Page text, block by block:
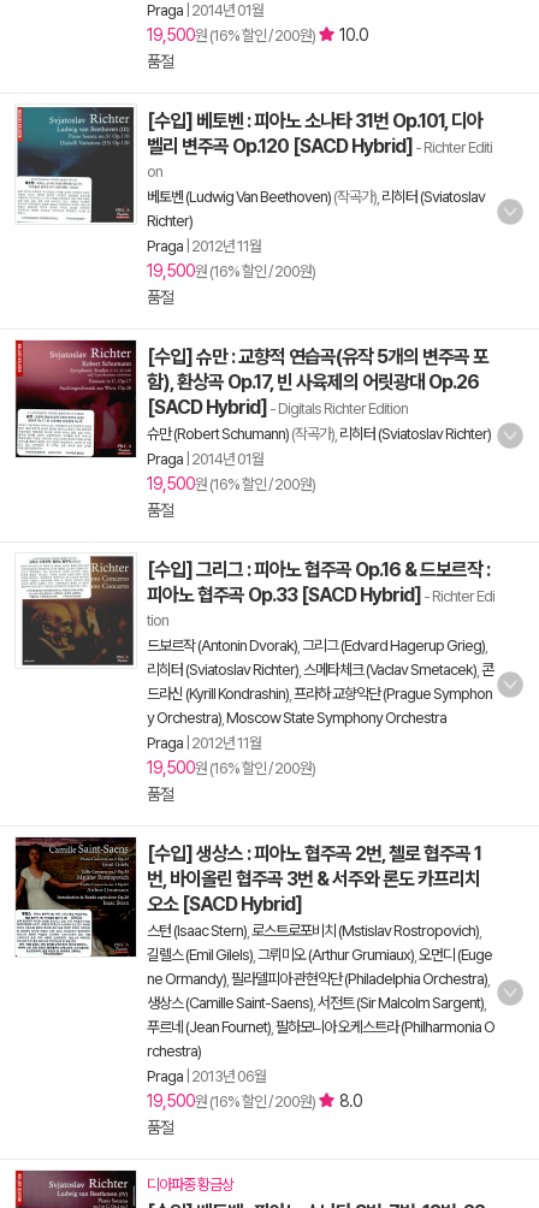
Praga 2014년 01월
19,500원 (16% 할인 / 200원)
10.0
품절
[수입] 베토벤 : 피아노 소나타 31번 Op.101, 디아
벨리 변주곡 Op.120 [SACD Hybrid] - Richter Editi
on
베토벤 (Ludwig Van Beethoven) (작곡가), 리히터 (Sviatoslav
Richter)
Praga 2012년 11월
19,500원 (16% 할인 / 200원)
품절
[수입] 슈만 : 교향적 연습곡(유작 5개의 변주곡 포
함), 환상곡 Op.17, 빈 사육제의 어릿광대 Op.26
[SACD Hybrid] - Digitals Richter Edition
슈만 (Robert Schumann) (작곡가), 리히터 (Sviatoslav Richter)
Praga 2014년 01월
19,500원 (16% 할인 / 200원)
품절
[수입] 그리그 : 피아노 협주곡 Op.16 & 드보르작 :
피아노 협주곡 Op.33 [SACD Hybrid] - Richter Edi
tion
드보르작 (Antonin Dvorak) 그리그 (Edvard Hagerup Grieg)
리히터 (Sviatoslav Richter) 스메타체크 (Vaclav Smetacek) 콘
드라신 (Kyrill Kondrashin) 프라하 교향악단 (Prague Symphon
y Orchestra) Moscow State Symphony Orchestra
Praga 2012년 11월
19,500원 (16% 할인 / 200원)
품절
[수입] 생상스 : 피아노 협주곡 2번, 첼로 협주곡 1
번, 바이올린 협주곡 3번 & 서주와 론도 카프리치
오소 [SACD Hybrid]
스턴 (Isaac Stern) 로스트로포비치 (Mstislav Rostropovich)
길렐스 (Emil Gilels) 그뤼미오 (Arthur Grumiaux) 오먼디 (Euge
ne Ormandy) 필라델피아 관현악단 (Philadelphia Orchestra)
생상스 (Camille Saint-Saens) 서전트 (Sir Malcolm Sargent)
푸르네 (Jean Fournet) 필하모니아 오케스트라 (Philharmonia O
rchestra)
Praga 2013년 06월
19,500원 (16% 할인 / 200원)
8.0
품절
디아파종 황금상